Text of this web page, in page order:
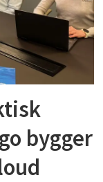
bygger